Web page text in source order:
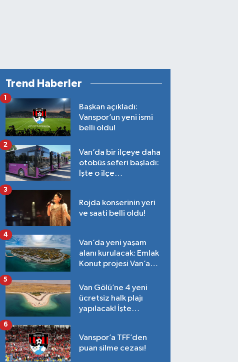
Trend Haberler
Başkan açıkladı:
Vanspor’un yeni ismi
belli oldu!
1
Van’da bir ilçeye daha
otobüs seferi başladı:
İşte o ilçe…
2
Rojda konserinin yeri
ve saati belli oldu!
3
Van’da yeni yaşam
alanı kurulacak: Emlak
Konut projesi Van’a
4
Van Gölü’ne 4 yeni
ücretsiz halk plajı
yapılacak! İşte
5
Vanspor’a TFF’den
puan silme cezası!
6